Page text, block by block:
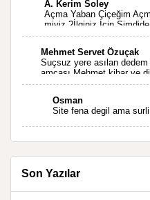
A. Kerim Soley
Açma Yaban Çiçeğim
miyiz ?İlginiz İçin
Mehmet Servet Özuçak
Suçsuz yere asılan
amcası Mehmet kibar ve
Kahrolsun Cemal paşa
Osman
Site fena degil ama
Son Yazılar